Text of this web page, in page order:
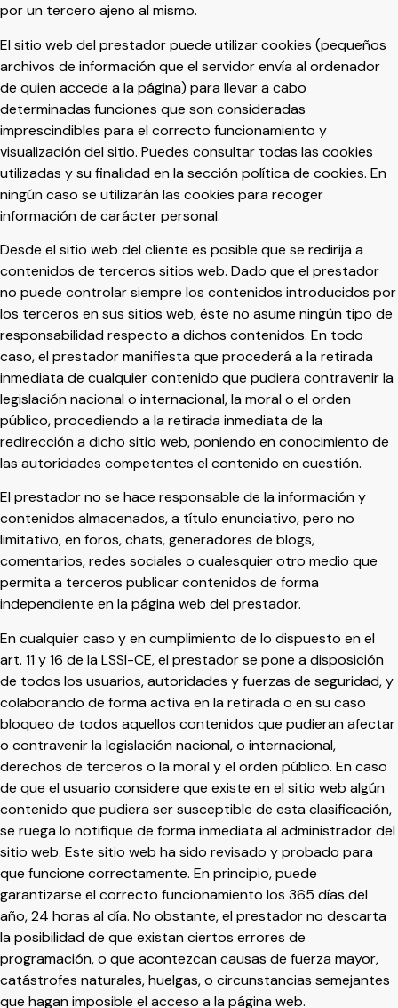
por un tercero ajeno al mismo.
El sitio web del prestador puede utilizar cookies (pequeños
archivos de información que el servidor envía al ordenador
de quien accede a la página) para llevar a cabo
determinadas funciones que son consideradas
imprescindibles para el correcto funcionamiento y
visualización del sitio. Puedes consultar todas las cookies
utilizadas y su finalidad en la sección política de cookies. En
ningún caso se utilizarán las cookies para recoger
información de carácter personal.
Desde el sitio web del cliente es posible que se redirija a
contenidos de terceros sitios web. Dado que el prestador
no puede controlar siempre los contenidos introducidos por
los terceros en sus sitios web, éste no asume ningún tipo de
responsabilidad respecto a dichos contenidos. En todo
caso, el prestador manifiesta que procederá a la retirada
inmediata de cualquier contenido que pudiera contravenir la
legislación nacional o internacional, la moral o el orden
público, procediendo a la retirada inmediata de la
redirección a dicho sitio web, poniendo en conocimiento de
las autoridades competentes el contenido en cuestión.
El prestador no se hace responsable de la información y
contenidos almacenados, a título enunciativo, pero no
limitativo, en foros, chats, generadores de blogs,
comentarios, redes sociales o cualesquier otro medio que
permita a terceros publicar contenidos de forma
independiente en la página web del prestador.
En cualquier caso y en cumplimiento de lo dispuesto en el
art. 11 y 16 de la LSSI-CE, el prestador se pone a disposición
de todos los usuarios, autoridades y fuerzas de seguridad, y
colaborando de forma activa en la retirada o en su caso
bloqueo de todos aquellos contenidos que pudieran afectar
o contravenir la legislación nacional, o internacional,
derechos de terceros o la moral y el orden público. En caso
de que el usuario considere que existe en el sitio web algún
contenido que pudiera ser susceptible de esta clasificación,
se ruega lo notifique de forma inmediata al administrador del
sitio web. Este sitio web ha sido revisado y probado para
que funcione correctamente. En principio, puede
garantizarse el correcto funcionamiento los 365 días del
año, 24 horas al día. No obstante, el prestador no descarta
la posibilidad de que existan ciertos errores de
programación, o que acontezcan causas de fuerza mayor,
catástrofes naturales, huelgas, o circunstancias semejantes
que hagan imposible el acceso a la página web.